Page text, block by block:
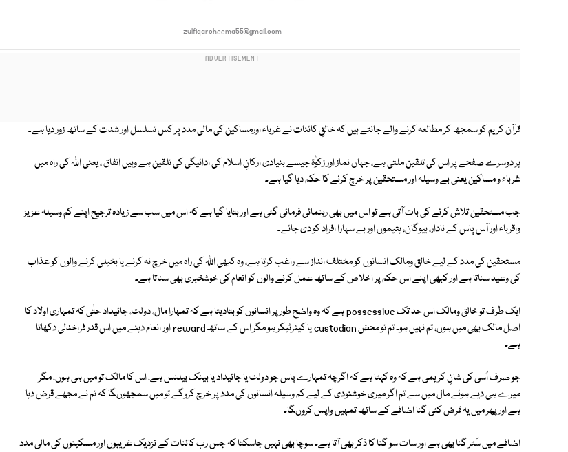
zulfiqarcheema55@gmail.com
قرآن کریم کو سمجھ کر مطالعہ کرنے والے جانتے ہیں کہ خالقِ کائنات نے غرباء اورمساکین کی مالی مدد پر کس تسلسل اور شدت کے ساتھ زور دیا ہے۔
ہر دوسرے صفحے پر اس کی تلقین ملتی ہے، جہاں نماز اور زکوٰۃ جیسے بنیادی ارکانِ اسلام کی ادائیگی کی تلقین ہے وہیں انفاق ، یعنی اﷲ کی راہ میں
غرباء و مساکین یعنی بے وسیلہ اور مستحقین پر خرچ کرنے کا حکم دیا گیا ہے۔
جب مستحقین تلاش کرنے کی بات آتی ہے تو اس میں بھی رہنمائی فرمائی گئی ہے اور بتایا گیا ہے کہ اس میں سب سے زیادہ ترجیح اپنے کم وسیلہ عزیز
واقرباء اور آس پاس کے نادار، بیوگان، یتیموں اور بے سہارا افراد کو دی جائے۔
مستحقین کی مدد کے لیے خالق ومالک انسانوں کو مختلف انداز سے راغب کرتا ہے، وہ کبھی اﷲ کی راہ میں خرچ نہ کرنے یا بخیلی کرنے والوں کو عذاب
کی وعید سناتا ہے اور کبھی اپنے اس حکم پر اخلاص کے ساتھ عمل کرنے والوں کو انعام کی خوشخبری بھی سناتا ہے۔
ایک طرف تو خالق ومالک اس حد تک possessive ہے کہ وہ واضح طور پر انسانوں کو بتادیتا ہے کہ تمہارا مال، دولت، جائیداد حتٰی کہ تمہاری اولاد کا
اصل مالک بھی میں ہوں، تم نہیں ہو۔ تم تو محض custodian یا کیئرٹیکر ہو مگر اس کے ساتھ reward اور انعام دینے میں اس قدر فراخدلی دکھاتا
ہے۔
جو صرف اُسی کی شانِ کریمی ہے کہ وہ کہتا ہے کہ اگرچہ تمہارے پاس جو دولت یا جائیداد یا بینک بیلنس ہے، اس کا مالک تو میں ہی ہوں، مگر
میرے ہی دیے ہوئے مال میں سے تم اگر میری خوشنودی کے لیے کم وسیلہ انسانوں کی مدد پر خرچ کروگے تو میں سمجھوںگا کہ تم نے مجھے قرض دیا
ہے اور پھر میں یہ قرض کئی گنا اضافے کے ساتھ تمہیں واپس کروںگا۔
اضافے میں سَتر گنا بھی ہے اور سات سو گنا کا ذکر بھی آتا ہے۔ سوچا بھی نہیں جاسکتا کہ جس رب کائنات کے نزدیک غریبوں اور مسکینوں کی مالی مدد